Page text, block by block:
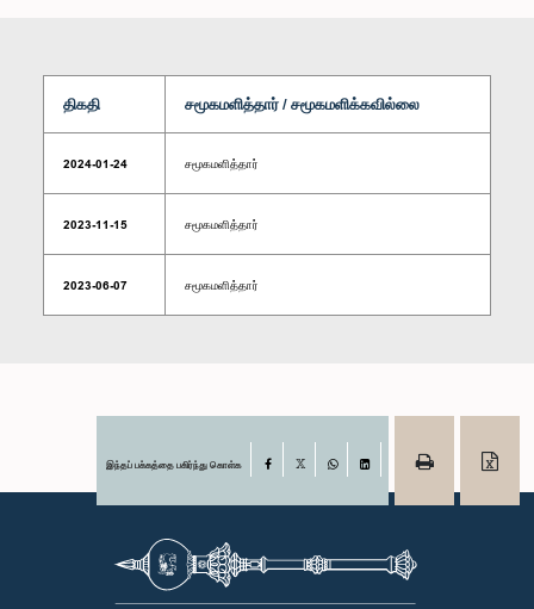
திகதி சமூகமளித்தார் / சமூகமளிக்கவில்லை
2024-01-24 சமூகமளித்தார்
2023-11-15 சமூகமளித்தார்
2023-06-07 சமூகமளித்தார்
இந்தப் பக்கத்தை பகிர்ந்து கொள்க Facebook